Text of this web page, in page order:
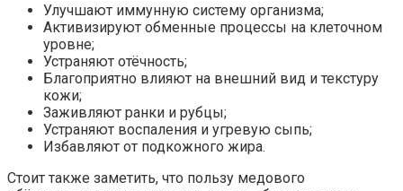
Улучшают иммунную систему организма;
Активизируют обменные процессы на клеточном
уровне;
Устраняют отёчность;
Благоприятно влияют на внешний вид и текстуру
кожи;
Заживляют ранки и рубцы;
Устраняют воспаления и угревую сыпь;
Избавляют от подкожного жира.
Стоит также заметить, что пользу медового